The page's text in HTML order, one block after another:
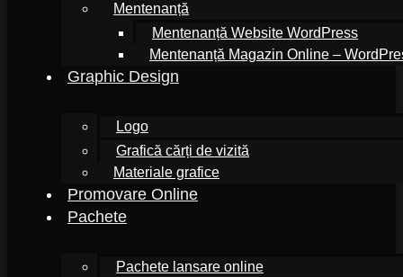
Mentenanță
Mentenanță Website WordPress
Mentenanță Magazin Online –
Graphic Design
Logo
Grafică cărți de vizită
Materiale grafice
Promovare Online
Pachete
Pachete lansare online